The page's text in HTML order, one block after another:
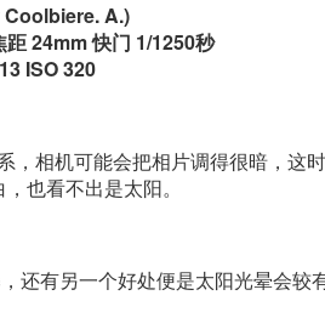
A.)
24mm 快门 1/1250秒
ISO 320
相机可能会把相片调得很暗，这
也看不出是太阳。
有另一个好处便是太阳光晕会较